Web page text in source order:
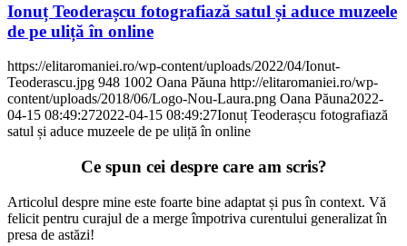
Ionuț Teoderașcu fotografiază satul și aduce muzeele
de pe uliță în online
https://elitaromaniei.ro/wp-content/uploads/2022/04/Ionut-
Teoderascu.jpg 948 1002 Oana Păuna http://elitaromaniei.ro/wp-
content/uploads/2018/06/Logo-Nou-Laura.png Oana Păuna2022-
04-15 08:49:272022-04-15 08:49:27Ionuț Teoderașcu fotografiază
satul și aduce muzeele de pe uliță în online
Ce spun cei despre care am scris?
Articolul despre mine este foarte bine adaptat și pus în context. Vă
felicit pentru curajul de a merge împotriva curentului generalizat în
presa de astăzi!